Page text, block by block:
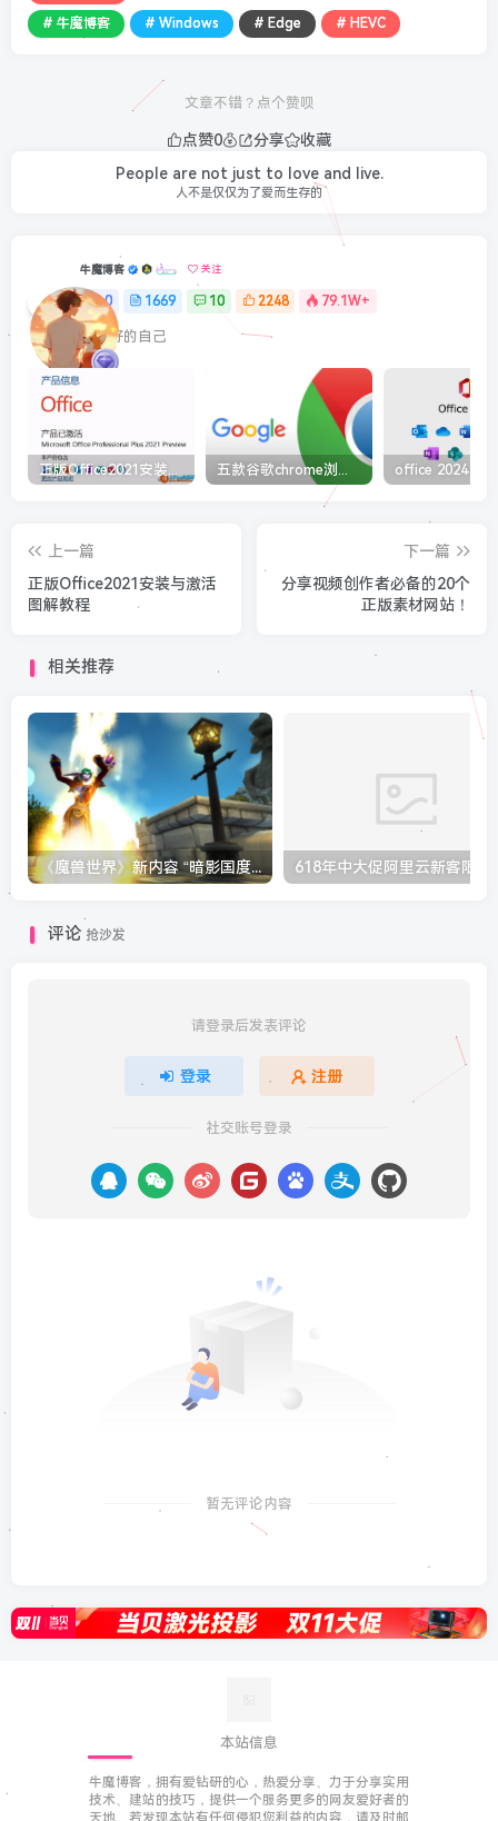
# 牛魔博客 # Windows # Edge # HEVC
文章不错？点个赞呗
点赞0 分享
收藏
Sometimes, you have to make your own happy ending.
有时候，只能靠自己书写自己的美好结局
牛魔博客 关注
0 1669 10 2248 79.1W+
最最好的自己
正版Office2021安装与激活图解教程 利用工具office tool plus 五款谷歌chrome浏览器截图插件工具推荐
上一篇
正版Office2021安装与激活
图解教程
下一篇
分享视频创作者必备的20个
正版素材网站！
相关推荐
《魔兽世界》新内容 “暗影国度”明天上线，经典怀旧服用户可享角色直升服务
评论 抢沙发
请登录后发表评论
登录 注册
社交账号登录
暂无评论内容
本站信息
牛魔博客，拥有爱钻研的心，热爱分享、力于分享实用
技术、建站的技巧，提供一个服务更多的网友爱好者的
天地。若发现本站有任何侵犯您利益的内容，请及时邮